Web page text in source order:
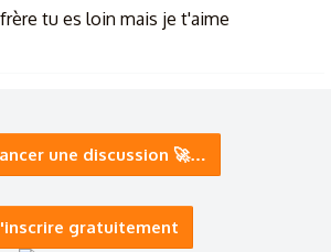
tu es loin mais je t'aime
Mon plus grand regret...
une discussion 🚀…
gratuitement